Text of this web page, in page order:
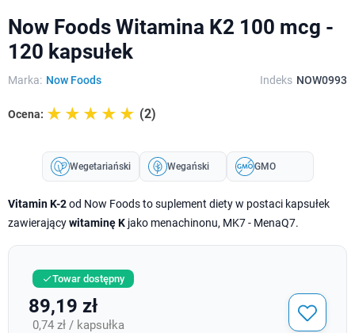
Now Foods Witamina K2 100 mcg -
120 kapsułek
Marka: Now Foods Indeks NOW0993
Ocena: ☆☆☆☆☆
★★★★★ (2)
Wegetariański Wegański GMO
Vitamin K-2od Now Foods to suplement diety w postaci kapsułek
zawierającywitaminę K jako menachinonu, MK7 - MenaQ7.
Towar dostępny
89,19 zł
0,74 zł / kapsułka